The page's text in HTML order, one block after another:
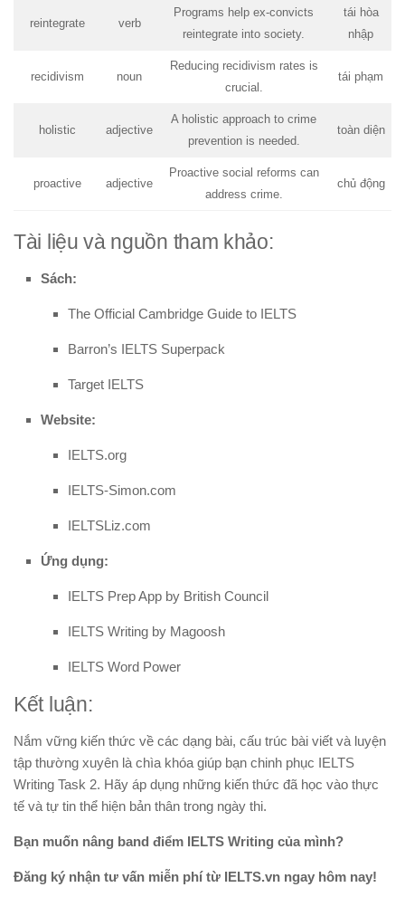
reintegrate verb
Programs help ex-convicts
reintegrate into society.
tái hòa
nhập
recidivism noun
Reducing recidivism rates is
crucial.
tái phạm
holistic adjective
A holistic approach to crime
prevention is needed.
toàn diện
proactive adjective
Proactive social reforms can
address crime.
chủ động
Tài liệu và nguồn tham khảo:
Sách:
The Official Cambridge Guide to IELTS
Barron’s IELTS Superpack
Target IELTS
Website:
IELTS.org
IELTS-Simon.com
IELTSLiz.com
Ứng dụng:
IELTS Prep App by British Council
IELTS Writing by Magoosh
IELTS Word Power
Kết luận:
Nắm vững kiến thức về các dạng bài, cấu trúc bài viết và luyện
tập thường xuyên là chìa khóa giúp bạn chinh phục IELTS
Writing Task 2. Hãy áp dụng những kiến thức đã học vào thực
tế và tự tin thể hiện bản thân trong ngày thi.
Bạn muốn nâng band điểm IELTS Writing của mình?
Đăng ký nhận tư vấn miễn phí từ IELTS.vn ngay hôm nay!